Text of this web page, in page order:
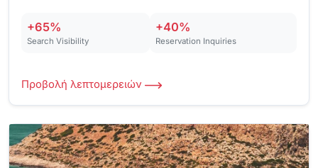
+65%
Search Visibility
+40%
Reservation Inquiries
Προβολή λεπτομερειών